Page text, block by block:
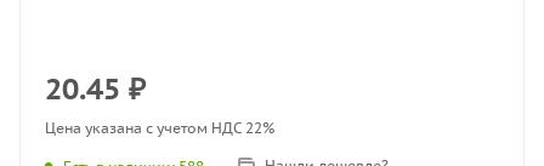
20.45 ₽
Цена указана с учетом НДС 22%